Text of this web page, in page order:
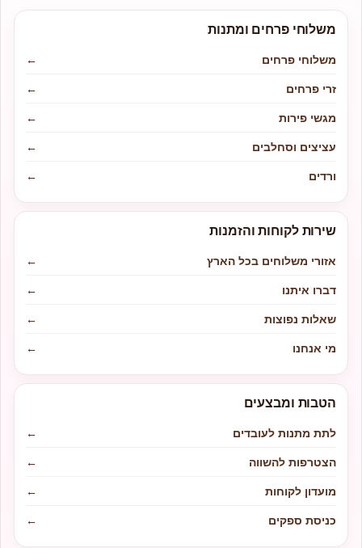
משלוחי פרחים ומתנות
משלוחי פרחים
←
זרי פרחים
←
מגשי פירות
←
עציצים וסחלבים
←
ורדים
←
שירות לקוחות והזמנות
אזורי משלוחים בכל הארץ
←
דברו איתנו
←
שאלות נפוצות
←
מי אנחנו
←
הטבות ומבצעים
לתת מתנות לעובדים
←
הצטרפות להשווה
←
מועדון לקוחות
←
כניסת ספקים
←